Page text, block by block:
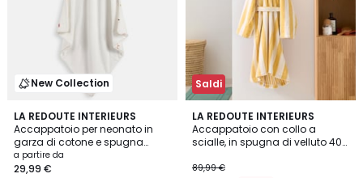
New Collection
LA REDOUTE INTERIEURS
Accappatoio per neonato in
garza di cotone e spugna
bouclette 380g, CHATEAU
LICORNE
a partire da
29,99 €
Saldi
LA REDOUTE INTERIEURS
Accappatoio con collo a
scialle, in spugna di velluto 400
89,99 €
5
/
5
2
Colori